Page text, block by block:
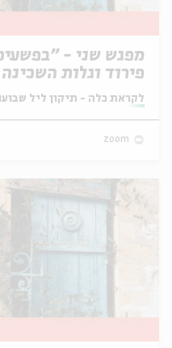
מפגש שני -
פירוד וגלות השכינה
מתוך:
לקראת כלה - תיקון ליל
zoom